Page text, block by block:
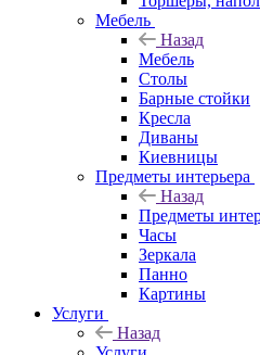
Мебель
Назад
Мебель
Столы
Барные стойки
Кресла
Диваны
Киевницы
Предметы интерьера
Назад
Предметы
Часы
Зеркала
Панно
Картины
Услуги
Назад